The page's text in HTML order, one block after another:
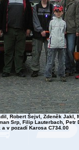
Robert Šejvl, Zdeněk
Srp, Filip Lauterbach, Petr
a v pozadí Karosa C734.00